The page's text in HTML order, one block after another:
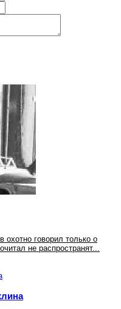
говорил только о
не распространят...